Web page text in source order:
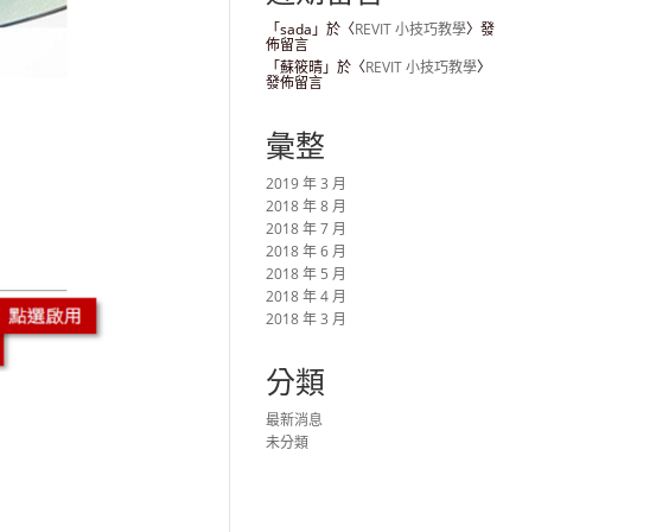
「sada 」於〈REVIT 小技巧教學〉發
佈留言
「蘇筱晴」於〈REVIT 小技巧教學〉
發佈留言
彙整
2019 年 3 月
2018 年 8 月
2018 年 7 月
2018 年 6 月
2018 年 5 月
2018 年 4 月
2018 年 3 月
分類
最新消息
未分類